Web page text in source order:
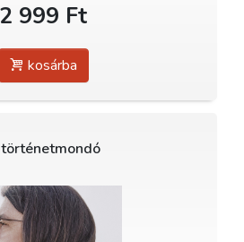
2 999 Ft
kosárba